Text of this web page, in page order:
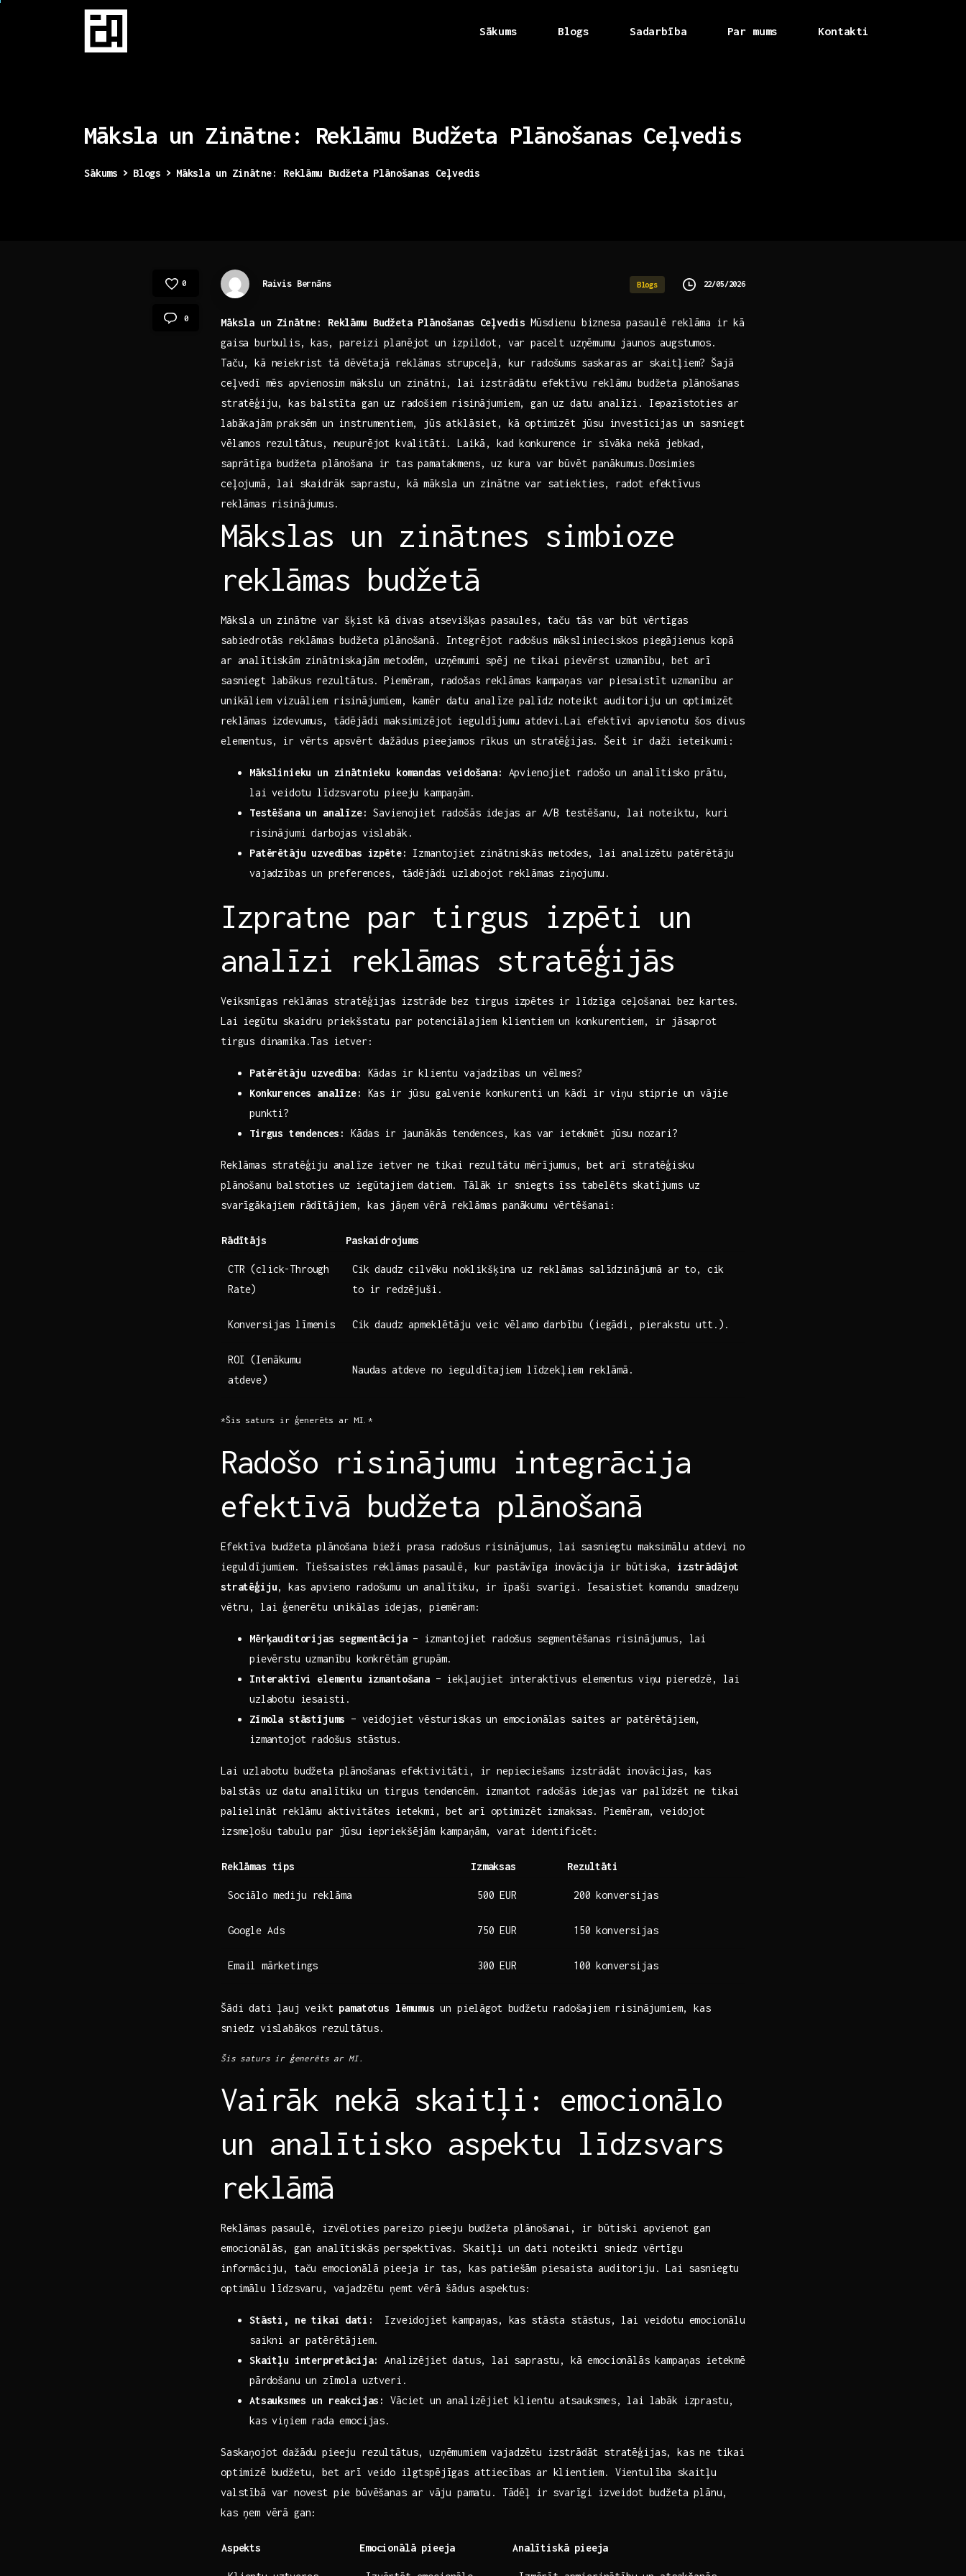
Sākums Blogs Sadarbība Par mums Kontakti
Māksla un Zinātne: Reklāmu Budžeta Plānošanas Ceļvedis
Sākums Blogs Māksla un Zinātne: Reklāmu Budžeta Plānošanas Ceļvedis
0
0
Raivis Bernāns Blogs 22/05/2026
Māksla un Zinātne: Reklāmu Budžeta Plānošanas‍ Ceļvedis Mūsdienu biznesa pasaulē reklāma ir kā
gaisa burbulis, ‌kas, pareizi planējot⁣ un izpildot, var pacelt uzņēmumu jaunos augstumos.⁢
Taču, kā​ neiekrist tā dēvētajā reklāmas strupceļā, kur radošums saskaras ar skaitļiem? Šajā
ceļvedī ⁣mēs apvienosim mākslu un zinātni, lai izstrādātu efektīvu reklāmu budžeta plānošanas
stratēģiju, kas⁢ balstīta gan uz radošiem‍ risinājumiem, gan uz datu analīzi. Iepazīstoties ar
labākajām praksēm un ⁤instrumentiem, jūs atklāsiet, kā optimizēt jūsu ⁣investīcijas un sasniegt
vēlamos⁢ rezultātus, neupurējot kvalitāti. Laikā, kad konkurence ir ⁤sīvāka nekā jebkad,
saprātīga budžeta plānošana ir tas pamatakmens, uz⁤ kura var būvēt panākumus.Dosimies
ceļojumā, lai skaidrāk saprastu, ‌kā māksla un zinātne var satiekties, radot efektīvus
reklāmas risinājumus.
Mākslas un‍ zinātnes simbioze
reklāmas budžetā
Māksla⁤ un zinātne var šķist⁢ kā divas atsevišķas pasaules, taču tās⁢ var ​būt​ vērtīgas
sabiedrotās reklāmas budžeta plānošanā. Integrējot radošus mākslinieciskos piegājienus kopā
ar analītiskām zinātniskajām​ metodēm, uzņēmumi spēj ne tikai pievērst uzmanību, bet arī
sasniegt labākus rezultātus. Piemēram, radošas reklāmas kampaņas var piesaistīt uzmanību ar
unikāliem vizuāliem risinājumiem, kamēr datu analīze⁣ palīdz noteikt auditoriju un optimizēt
reklāmas izdevumus, tādējādi maksimizējot ieguldījumu atdevi.Lai efektīvi apvienotu šos divus
elementus, ir vērts apsvērt dažādus pieejamos ‌rīkus un stratēģijas. Šeit ir daži ieteikumi:
Mākslinieku un zinātnieku komandas veidošana:
Apvienojiet radošo ⁣un‌ analītisko prātu,
lai veidotu līdzsvarotu pieeju kampaņām.
Testēšana un analīze: Savienojiet radošās idejas‍ ar⁣ A/B testēšanu, lai noteiktu, kuri
risinājumi darbojas vislabāk.
Patērētāju uzvedības izpēte:
Izmantojiet zinātniskās metodes, lai analizētu patērētāju⁤
vajadzības un ⁣preferences, tādējādi uzlabojot ‌reklāmas ziņojumu.
Izpratne par tirgus izpēti un
analīzi reklāmas stratēģijās
Veiksmīgas reklāmas stratēģijas izstrāde bez tirgus izpētes ir līdzīga ceļošanai bez kartes.
Lai ​iegūtu skaidru priekšstatu par potenciālajiem klientiem⁢ un konkurentiem, ir jāsaprot
tirgus dinamika.Tas ietver:
Patērētāju uzvedība:
Kādas ir ‍klientu vajadzības un vēlmes?
Konkurences ‌analīze:
Kas ir jūsu ‍galvenie⁤ konkurenti un kādi ir viņu stiprie un⁢ vājie
punkti?
Tirgus ⁢tendences:
Kādas ir jaunākās tendences, kas var‍ ietekmēt jūsu nozari?
Reklāmas stratēģiju⁣ analīze ietver ne tikai rezultātu mērījumus, bet ‌arī stratēģisku
plānošanu balstoties uz iegūtajiem datiem.‌ Tālāk ir sniegts īss tabelēts skatījums uz
svarīgākajiem rādītājiem, kas jāņem ‍vērā reklāmas panākumu vērtēšanai:
Rādītājs Paskaidrojums
CTR (click-Through
Rate)
Cik daudz ⁣cilvēku noklikšķina‌ uz reklāmas​ salīdzinājumā ar to, cik
to‌ ir redzējuši.
Konversijas līmenis Cik daudz apmeklētāju veic⁣ vēlamo darbību (iegādi, pierakstu utt.).
ROI (Ienākumu
atdeve)
Naudas atdeve ⁢no ieguldītajiem līdzekļiem reklāmā.
*Šis saturs ir ģenerēts ar MI.*
Radošo risinājumu integrācija
efektīvā budžeta plānošanā
Efektīva budžeta ​plānošana bieži prasa radošus⁢ risinājumus, ‍lai ⁤sasniegtu maksimālu atdevi no
ieguldījumiem. ‌Tiešsaistes reklāmas pasaulē, kur pastāvīga inovācija ir būtiska, izstrādājot
stratēģiju, ‍kas ‌apvieno ​radošumu un analītiku, ir īpaši svarīgi. Iesaistiet komandu smadzeņu
vētru, lai⁣ ģenerētu unikālas idejas, piemēram:
Mērķauditorijas segmentācija– izmantojiet radošus segmentēšanas risinājumus, lai
pievērstu uzmanību konkrētām grupām.
Interaktīvi elementu izmantošana–‍ iekļaujiet interaktīvus elementus viņu pieredzē, lai
uzlabotu iesaisti.
Zīmola stāstījums – veidojiet vēsturiskas un emocionālas saites ‍ar patērētājiem,
izmantojot radošus stāstus.
Lai uzlabotu budžeta plānošanas efektivitāti, ir nepieciešams ‌izstrādāt inovācijas, kas⁢
balstās uz datu analītiku un tirgus tendencēm. izmantot radošās idejas ‍var palīdzēt ‍ne tikai
⁤palielināt reklāmu aktivitātes ⁢ietekmi, bet arī optimizēt⁢ izmaksas. Piemēram,​ veidojot
izsmeļošu tabulu par jūsu iepriekšējām kampaņām, varat ⁢identificēt:
Reklāmas tips Izmaksas Rezultāti
Sociālo mediju reklāma 500 EUR 200 ⁣konversijas
Google Ads 750 EUR 150 konversijas
Email ⁤mārketings 300‌ EUR 100 ⁢konversijas
Šādi dati⁢ ļauj veikt⁤ pamatotus lēmumus un‌ pielāgot budžetu radošajiem ⁣risinājumiem, kas
sniedz‌ vislabākos rezultātus.
Šis saturs ir ģenerēts ar MI.
Vairāk nekā⁤ skaitļi: ‌emocionālo
un analītisko aspektu līdzsvars
reklāmā
Reklāmas pasaulē, izvēloties pareizo⁢ pieeju budžeta plānošanai, ir būtiski apvienot gan
emocionālās, ‌gan analītiskās ⁤perspektīvas. Skaitļi un dati noteikti sniedz vērtīgu
informāciju, taču emocionālā pieeja ‌ir tas, kas patiešām piesaista auditoriju. Lai sasniegtu
optimālu ⁤līdzsvaru, vajadzētu ņemt vērā⁣ šādus ​aspektus:
Stāsti, ne tikai dati:
‌ Izveidojiet kampaņas, kas stāsta stāstus, lai veidotu emocionālu
saikni ar patērētājiem.
Skaitļu interpretācija:
Analizējiet datus, lai ‌saprastu, kā emocionālās kampaņas ietekmē
pārdošanu un ‍zīmola uztveri.
Atsauksmes un reakcijas:
Vāciet un analizējiet klientu atsauksmes, lai labāk izprastu,
kas viņiem rada emocijas.
Saskaņojot dažādu pieeju ​rezultātus, uzņēmumiem vajadzētu izstrādāt stratēģijas, kas ne ⁤tikai
optimizē budžetu, bet arī veido ilgtspējīgas attiecības ar klientiem. Vientulība skaitļu
valstībā var novest pie ⁣būvēšanas ar ⁢vāju pamatu. Tādēļ ir svarīgi izveidot budžeta plānu,
kas ņem vērā gan:
Aspekts Emocionālā pieeja Analītiskā pieeja